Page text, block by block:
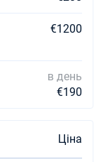
€1200
в день
€190
Ціна